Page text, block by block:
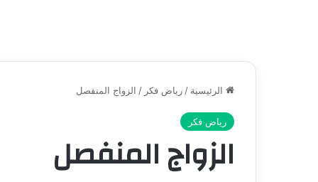
الرئيسية / رياض فكر / الزواج المنفصل
رياض فكر
الزواج المنفصل